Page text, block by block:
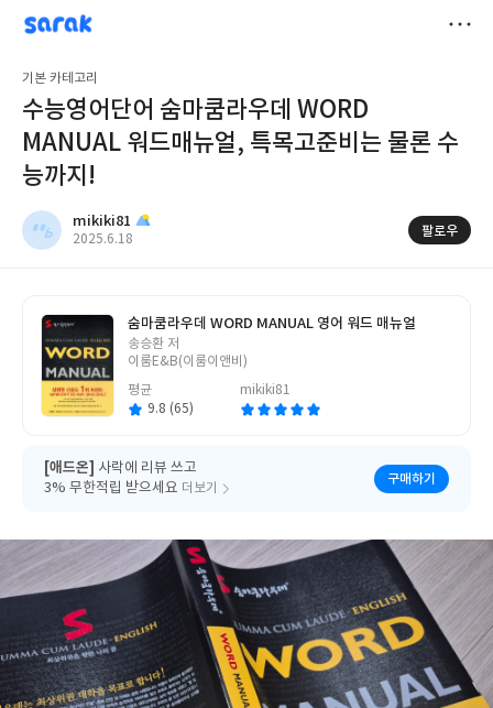
sarak
mikiki81
기본 카테고리
수능영어단어 숨마쿰라우데 WORD
MANUAL 워드매뉴얼, 특목고준비는 물론 수
능까지!
mikiki81
작
2025.6.18
팔로우
숨마쿰라우데 WORD MANUAL 영어 워드 매뉴얼
글
쓴
송승환 저
이룸E&B(이룸이앤비)
평균
9.8 (65)
mikiki81
[애드온] 사락에 리뷰 쓰고
3% 무한적립 받으세요 더보기
구매하기